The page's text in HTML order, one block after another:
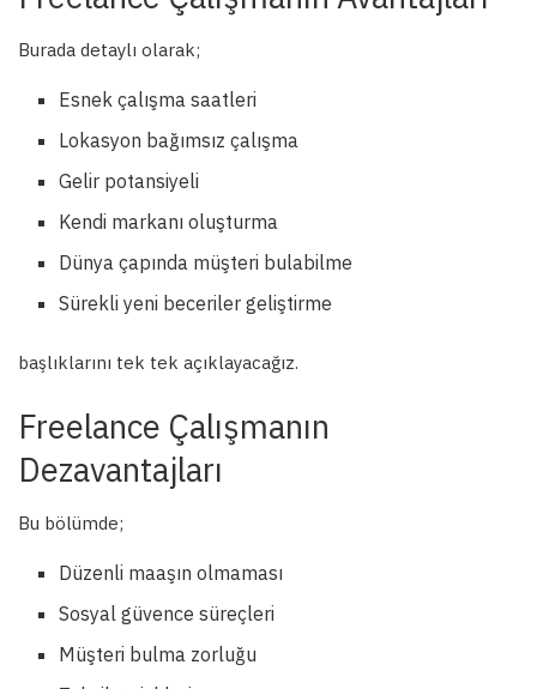
Burada detaylı olarak;
Esnek çalışma saatleri
Lokasyon bağımsız çalışma
Gelir potansiyeli
Kendi markanı oluşturma
Dünya çapında müşteri bulabilme
Sürekli yeni beceriler geliştirme
başlıklarını tek tek açıklayacağız.
Freelance Çalışmanın
Dezavantajları
Bu bölümde;
Düzenli maaşın olmaması
Sosyal güvence süreçleri
Müşteri bulma zorluğu